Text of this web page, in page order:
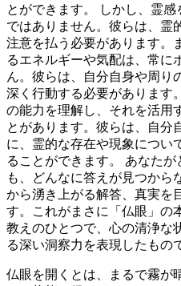
とができます。 しかし、霊
ではありません。彼らは、霊
注意を払う必要があります。
るエネルギーや気配は、常に
ん。彼らは、自分自身や周り
深く行動する必要があります
の能力を理解し、それを活用
とがあります。彼らは、自分
に、霊的な存在や現象につい
ることができます。 あなたが
も、どんなに答えが見つから
から湧き上がる解答、真実を
す。これがまさに「仏眼」の
教えのひとつで、心の清浄な
る深い洞察力を表現したもの
仏眼を開くとは、まるで霧が